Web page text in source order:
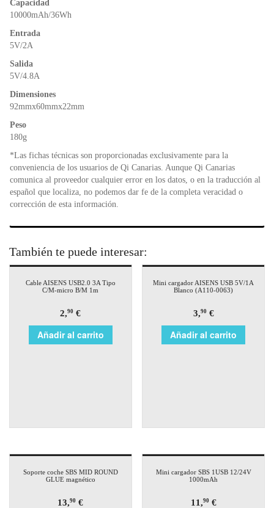
o
Capacidad
10000mAh/36Wh
Entrada
5V/2A
Salida
5V/4.8A
Dimensiones
92mmx60mmx22mm
Peso
180g
*Las fichas técnicas son proporcionadas exclusivamente para la
conveniencia de los usuarios de Qi Canarias. Aunque Qi Canarias
comunica al proveedor cualquier error en los datos, o en la traducción al
español que localiza, no podemos dar fe de la completa veracidad o
corrección de esta información.
También te puede interesar:
Cable AISENS USB2.0 3A Tipo
C/M-micro B/M 1m
2,90 €
Añadir al carrito
Mini cargador AISENS USB 5V/1A
Blanco (A110-0063)
3,90€
Añadir al carrito
Soporte coche SBS MID ROUND
GLUE magnético
13,90 €
Mini cargador SBS 1USB 12/24V
1000mAh
11,90€